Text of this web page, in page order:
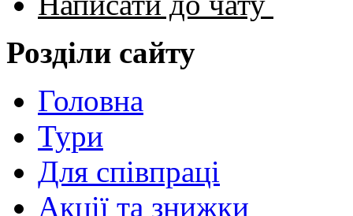
Розділи сайту
Головна
Тури
Для cпівпраці
Акції та знижки